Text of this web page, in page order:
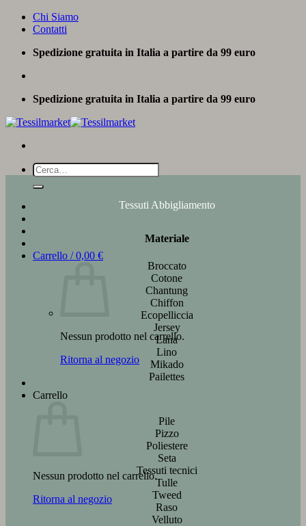
Salta
Chi Siamo
Contatti
Spedizione gratuita in Italia a partire da 99 euro
Spedizione gratuita in Italia a partire da 99 euro
Cerca:
Carrello /0,00 €
Nessun prodotto nel carrello.
Ritorna al negozio
Carrello
Nessun prodotto nel carrello.
Ritorna al negozio
Tessuti Abbigliamento
Materiale
Broccato
Cotone
Chantung
Chiffon
Ecopelliccia
Jersey
Lana
Lino
Mikado
Pailettes
Pile
Pizzo
Poliestere
Seta
Tessuti tecnici
Tulle
Tweed
Raso
Velluto